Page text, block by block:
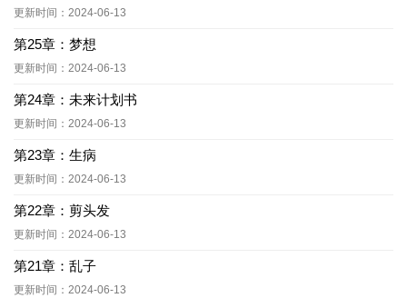
更新时间：2024-06-13
第25章：梦想
更新时间：2024-06-13
第24章：未来计划书
更新时间：2024-06-13
第23章：生病
更新时间：2024-06-13
第22章：剪头发
更新时间：2024-06-13
第21章：乱子
更新时间：2024-06-13